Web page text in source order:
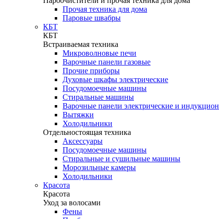
Прочая техника для дома
Паровые швабры
КБТ
КБТ
Встраиваемая техника
Микроволновые печи
Варочные панели газовые
Прочие приборы
Духовые шкафы электрические
Посудомоечные машины
Стиральные машины
Варочные панели электрические и
Вытяжки
Холодильники
Отдельностоящая техника
Аксессуары
Посудомоечные машины
Стиральные и сушильные машины
Морозильные камеры
Холодильники
Красота
Красота
Уход за волосами
Фены